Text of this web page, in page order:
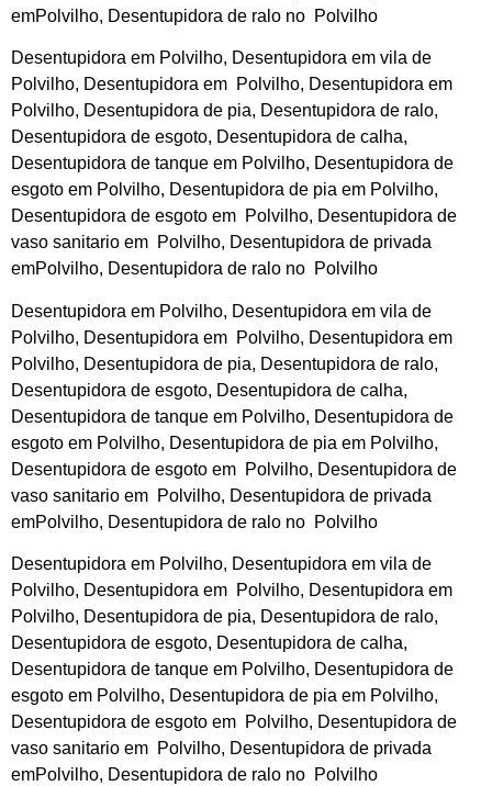
emPolvilho, Desentupidora de ralo no Polvilho
Desentupidora em Polvilho, Desentupidora em vila de
Polvilho, Desentupidora em Polvilho, Desentupidora em
Polvilho, Desentupidora de pia, Desentupidora de ralo,
Desentupidora de esgoto, Desentupidora de calha,
Desentupidora de tanque em Polvilho, Desentupidora de
esgoto em Polvilho, Desentupidora de pia em Polvilho,
Desentupidora de esgoto em Polvilho, Desentupidora de
vaso sanitario em Polvilho, Desentupidora de privada
emPolvilho, Desentupidora de ralo no Polvilho
Desentupidora em Polvilho, Desentupidora em vila de
Polvilho, Desentupidora em Polvilho, Desentupidora em
Polvilho, Desentupidora de pia, Desentupidora de ralo,
Desentupidora de esgoto, Desentupidora de calha,
Desentupidora de tanque em Polvilho, Desentupidora de
esgoto em Polvilho, Desentupidora de pia em Polvilho,
Desentupidora de esgoto em Polvilho, Desentupidora de
vaso sanitario em Polvilho, Desentupidora de privada
emPolvilho, Desentupidora de ralo no Polvilho
Desentupidora em Polvilho, Desentupidora em vila de
Polvilho, Desentupidora em Polvilho, Desentupidora em
Polvilho, Desentupidora de pia, Desentupidora de ralo,
Desentupidora de esgoto, Desentupidora de calha,
Desentupidora de tanque em Polvilho, Desentupidora de
esgoto em Polvilho, Desentupidora de pia em Polvilho,
Desentupidora de esgoto em Polvilho, Desentupidora de
vaso sanitario em Polvilho, Desentupidora de privada
emPolvilho, Desentupidora de ralo no Polvilho